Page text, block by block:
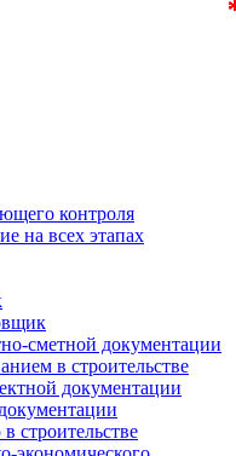
контроля
на всех этапах
сметной документации
в строительстве
документации
строительстве